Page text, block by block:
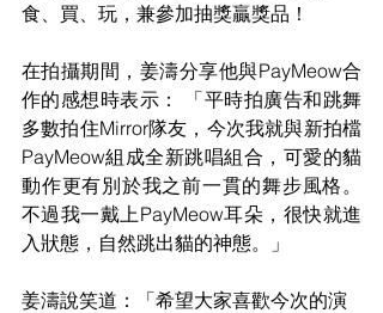
食、買、玩，兼參加抽獎贏獎品！
在拍攝期間，姜濤分享他與PayMeow合
作的感想時表示： 「平時拍廣告和跳舞
多數拍住Mirror隊友，今次我就與新拍檔
PayMeow組成全新跳唱組合，可愛的貓
動作更有別於我之前一貫的舞步風格。
不過我一戴上PayMeow耳朵，很快就進
入狀態，自然跳出貓的神態。」
姜濤說笑道：「希望大家喜歡今次的演